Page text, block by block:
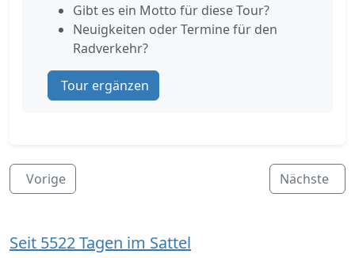
Gibt es ein Motto für diese Tour?
Neuigkeiten oder Termine für den
Radverkehr?
Tour ergänzen
Vorige Nächste
Seit 5522 Tagen im Sattel